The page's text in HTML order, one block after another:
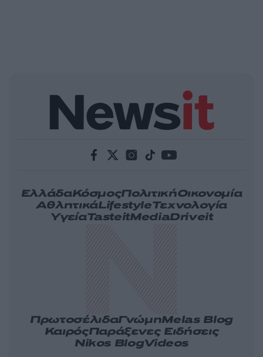
ΕλλάδαΚόσμοςΠολιτικήΟικονομία
ΑθλητικάLifestyleΤεχνολογία
ΥγείαTasteitMediaDriveit
ΠρωτοσέλιδαΓνώμηMelas Blog
ΚαιρόςΠαράξενες Ειδήσεις
Nikos BlogVideos